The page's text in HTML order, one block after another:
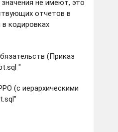
не имеют, это
отчетов в
кодировках
(Приказ
"
(с иерархическими